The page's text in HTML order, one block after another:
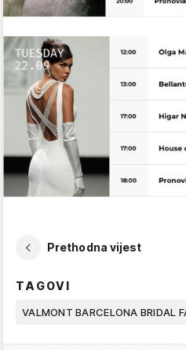
Prethodna vijest
TAGOVI
VALMONT BARCELONA BRIDAL